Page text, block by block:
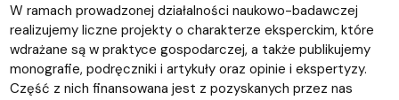
W ramach prowadzonej działalności naukowo-badawczej
realizujemy liczne projekty o charakterze eksperckim, które
wdrażane są w praktyce gospodarczej, a także publikujemy
monografie, podręczniki i artykuły oraz opinie i ekspertyzy.
Część z nich finansowana jest z pozyskanych przez nas